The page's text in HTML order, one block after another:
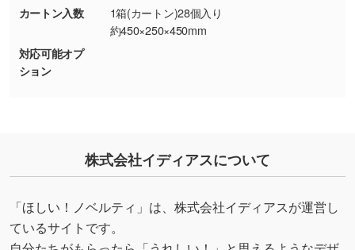
・持っているデータの背景が足りない／塗り足
しの作り方が分からない
印刷したいデータが印刷範囲よりも小さい場
・デザインにQRコードを入れたい／QRコード
を生成してほしい
URLをご指定いただければ、QRコードを生成
いたします。配置のご相談にも応じています。
→詳しく見る
カートン入数
1箱(カートン)28個入り
約450×250×450mm
対応可能オプ
ション
株式会社イディアスについて
「ほしい！ノベルティ」は、株式会社イディアスが運営し
ているサイトです。